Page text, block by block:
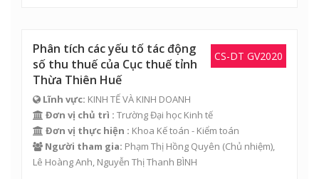
CS-DT GV2020
Phân tích các yếu tố tác động
số thu thuế của Cục thuế tỉnh
Thừa Thiên Huế
Lĩnh vực: KINH TẾ VÀ KINH DOANH
Đơn vị chủ trì : Trường Đại học Kinh tế
Đơn vị thực hiện : Khoa Kế toán - Kiểm toán
Người tham gia: Phạm Thị Hồng Quyên (Chủ nhiệm),
Lê Hoàng Anh Nguyễn Thị Thanh BÌNH